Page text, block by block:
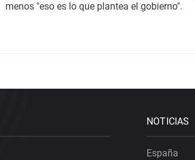
menos "eso es lo que plantea el gobierno".
NOTICIAS
España